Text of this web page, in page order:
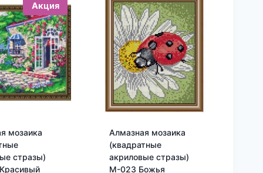
Акция
мозаика
стразы)
Алмазная мозаика
(квадратные
акриловые стразы)
М-023 Божья